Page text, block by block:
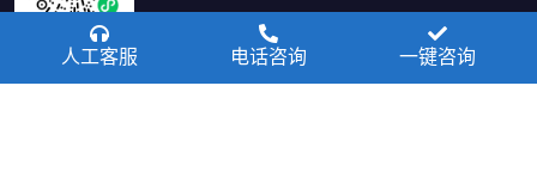
扫码进入智慧医院
0431-88667120
人工客服 电话咨询 一键咨询